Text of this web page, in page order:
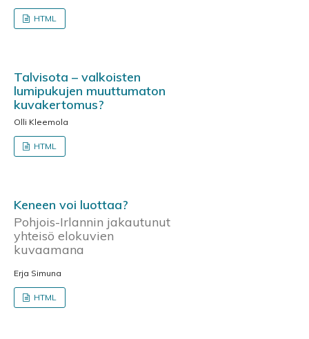
HTML
Talvisota – valkoisten
lumipukujen muuttumaton
kuvakertomus?
Olli Kleemola
HTML
Keneen voi luottaa?
Pohjois-Irlannin jakautunut
yhteisö elokuvien
kuvaamana
Erja Simuna
HTML